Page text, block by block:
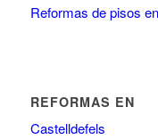
Reformas de pisos
REFORMAS EN
Castelldefels